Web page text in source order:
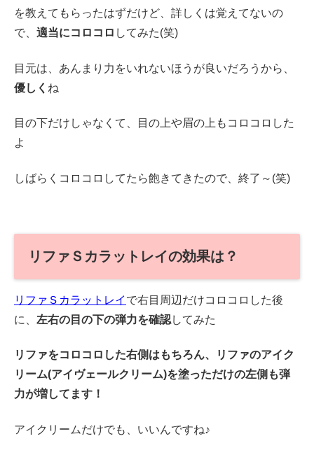
を教えてもらったはずだけど、詳しくは覚えてないの
で、 適当にコロコロ してみた(笑)
目元は、あんまり力をいれないほうが良いだろうから、
優しく ね
目の下だけしゃなくて、目の上や眉の上もコロコロした
よ
しばらくコロコロしてたら飽きてきたので、終了～(笑)
リファＳカラットレイの効果は？
リファＳカラットレイ で右目周辺だけコロコロした後
に、 左右の目の下の弾力を確認してみた
リファをコロコロした右側はもちろん、リファのアイク
リーム(アイヴェールクリーム)を塗っただけの左側も弾
力が増してます！
アイクリームだけでも、いいんですね♪